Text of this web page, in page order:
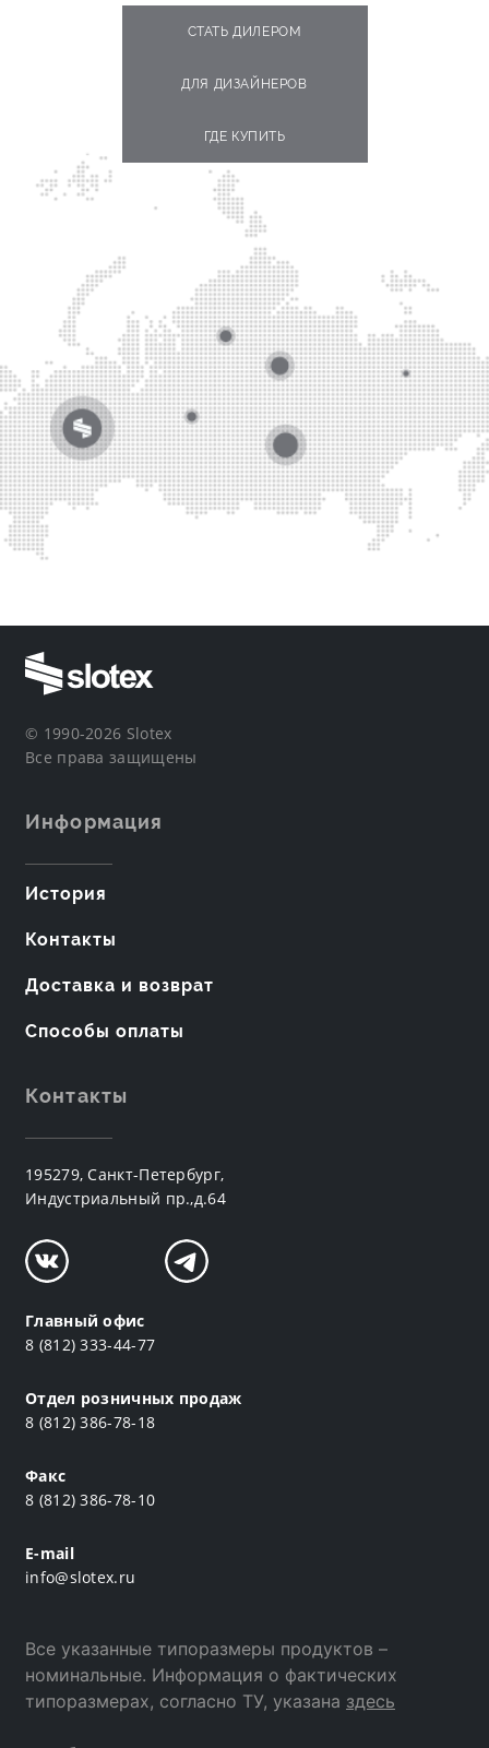
СТАТЬ ДИЛЕРОМ
ДЛЯ ДИЗАЙНЕРОВ
ГДЕ КУПИТЬ
© 1990-2026 Slotex
Все права защищены
Информация
История
Контакты
Доставка и возврат
Способы оплаты
Контакты
195279, Санкт-Петербург,
Индустриальный пр.,д.64
Главный офис
8 (812) 333-44-77
Отдел розничных продаж
8 (812) 386-78-18
Факс
8 (812) 386-78-10
E-mail
info@slotex.ru
Все указанные типоразмеры продуктов –
номинальные. Информация о фактических
типоразмерах, согласно ТУ, указана здесь